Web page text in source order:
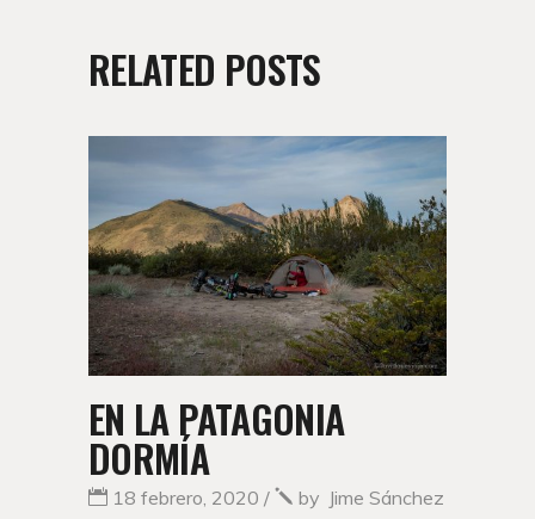
RELATED POSTS
EN LA PATAGONIA
DORMÍA
18 febrero, 2020 by Jime Sánchez